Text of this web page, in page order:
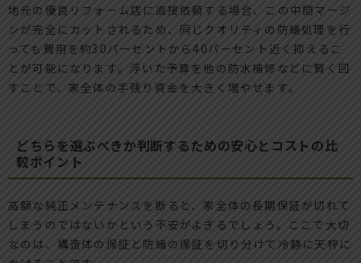
地元の優良リフォーム店に直接依頼する場合、この中間マージ
ンが完全にカットされるため、同じクオリティの防蟻処理を行
っても費用を約30パーセントから40パーセント近く抑えるこ
とが可能になります。浮いた予算を他の防水補修などに賢く回
すことで、家全体の手残り資金を大きく増やせます。
どちらを選ぶべきか判断するための安心とコストの比
較ポイント
高額な純正メンテナンスを断ると、家全体の長期保証が切れて
しまうのではないかという不安がよぎるでしょう。ここで大切
なのは、構造体の保証と防蟻の保証を切り分けて冷静に天秤に